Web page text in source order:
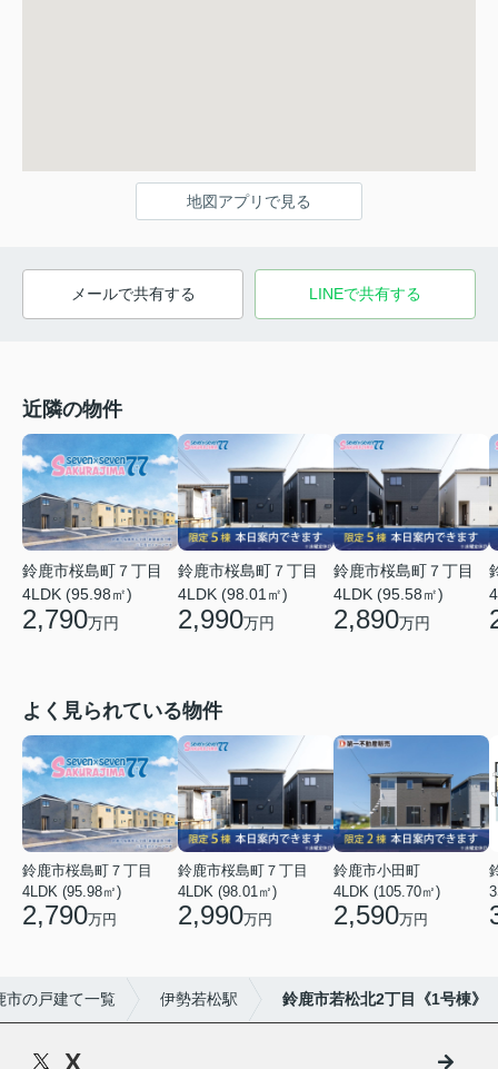
地図アプリで見る
メールで共有する LINEで共有する
近隣の物件
鈴鹿市桜島町７丁目
4LDK (95.98㎡)
2,790万円
鈴鹿市桜島町７丁目
4LDK (98.01㎡)
2,990万円
鈴鹿市桜島町７丁目
4LDK (95.58㎡)
2,890万円
よく見られている物件
鈴鹿市桜島町７丁目
4LDK (95.98㎡)
2,790万円
鈴鹿市桜島町７丁目
4LDK (98.01㎡)
2,990万円
鈴鹿市小田町
4LDK (105.70㎡)
2,590万円
市の戸建て一覧 伊勢若松駅 鈴鹿市若松北2丁目《1号棟》
X